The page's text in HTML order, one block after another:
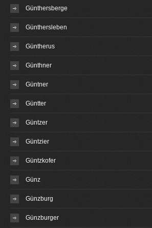
Günthersberge
Günthersleben
Güntherus
Günthner
Güntner
Güntter
Güntzer
Güntzier
Güntzkofer
Günz
Günzburg
Günzburger